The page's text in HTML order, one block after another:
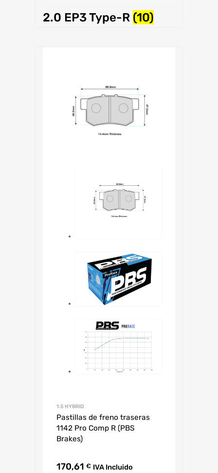
2.0 EP3 Type-R (10)
1.5 HYBRID
Pastillas de freno traseras
1142 Pro Comp R (PBS
Brakes)
170,61 € IVA Incluido